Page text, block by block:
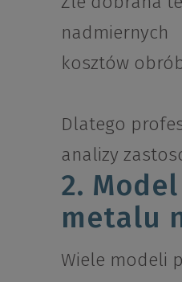
nadmiernych
kosztów
Dlatego
analizy
2.
metalu
Wiele modeli